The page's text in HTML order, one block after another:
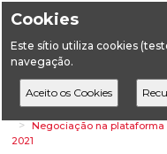
Cookies
Este sítio utiliza cookies
navegação.
HomeDestaques
Energia
Negociação na plataforma
2021